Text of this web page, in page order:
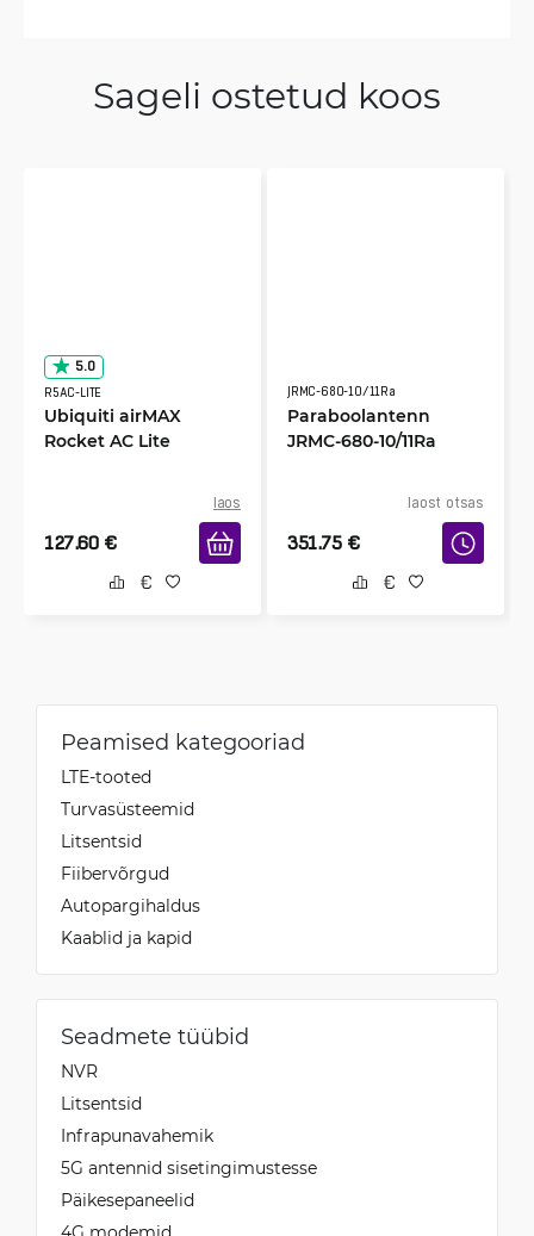
Sageli ostetud koos
5.0
R5AC-LITE
Ubiquiti airMAX
Rocket AC Lite
laos
127.60 €
JRMC-680-10/11Ra
Paraboolantenn
JRMC-680-10/11Ra
laost otsas
351.75 €
Peamised kategooriad
LTE-tooted
Turvasüsteemid
Litsentsid
Fiibervõrgud
Autopargihaldus
Kaablid ja kapid
Seadmete tüübid
NVR
Litsentsid
Infrapunavahemik
5G antennid sisetingimustesse
Päikesepaneelid
4G modemid